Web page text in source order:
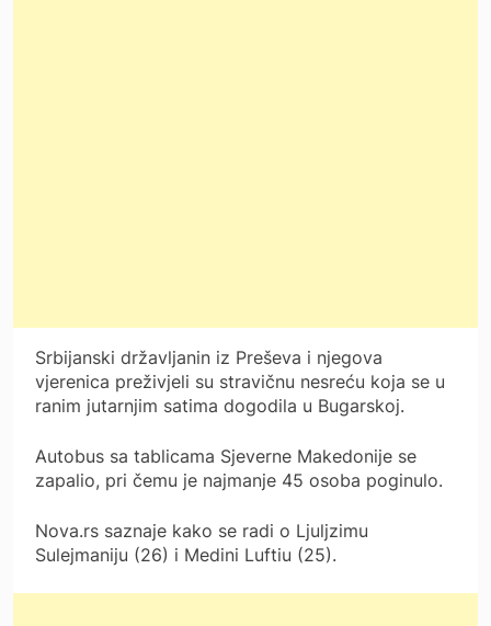
Srbijanski državljanin iz Preševa i njegova
vjerenica preživjeli su stravičnu nesreću koja se u
ranim jutarnjim satima dogodila u Bugarskoj.
Autobus sa tablicama Sjeverne Makedonije se
zapalio, pri čemu je najmanje 45 osoba poginulo.
Nova.rs saznaje kako se radi o Ljuljzimu
Sulejmaniju (26) i Medini Luftiu (25).